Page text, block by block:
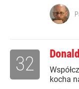
kocha
32